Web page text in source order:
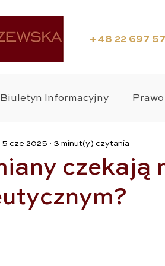
+48 22 697
Biuletyn Informacyjny
Kliniczne Media
Medyczne Zdrowie
czekają
5 cze 2025 3 minut(y) czytania